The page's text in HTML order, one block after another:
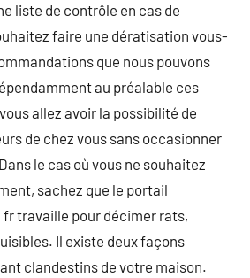
liste de contrôle en cas de
faire une dératisation vous-
que nous pouvons
au préalable ces
allez avoir la possibilité de
de chez vous sans occasionner
le cas où vous ne souhaitez
sachez que le portail
travaille pour décimer rats,
Il existe deux façons
clandestins de votre maison.